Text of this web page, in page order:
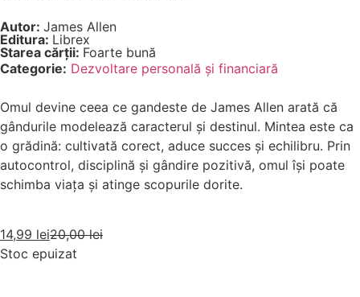
Autor: James Allen
Editura: Librex
Starea cărții: Foarte bună
Categorie: Dezvoltare personală şi financiară
Omul devine ceea ce gandeste de James Allen arată că
gândurile modelează caracterul și destinul. Mintea este ca
o grădină: cultivată corect, aduce succes și echilibru. Prin
autocontrol, disciplină și gândire pozitivă, omul își poate
schimba viața și atinge scopurile dorite.
20,00lei
14,99 lei
Stoc epuizat